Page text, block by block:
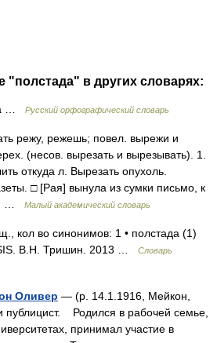
"полстада" в других словарях:
… Русский орфографический словарь
режу, режешь; повел. вырежи и
(несов. вырезать и вырезывать). 1.
откуда л. Вырезать опухоль.
□ [Рая] вынула из сумки письмо, к
…
Малый академический словарь
кол во синонимов: 1 • полстада (1)
В.Н. Тришин. 2013 …
Словарь
Оливер — (р. 14.1.1916, Мейкон,
Родился в рабочей семье,
принимал участие в